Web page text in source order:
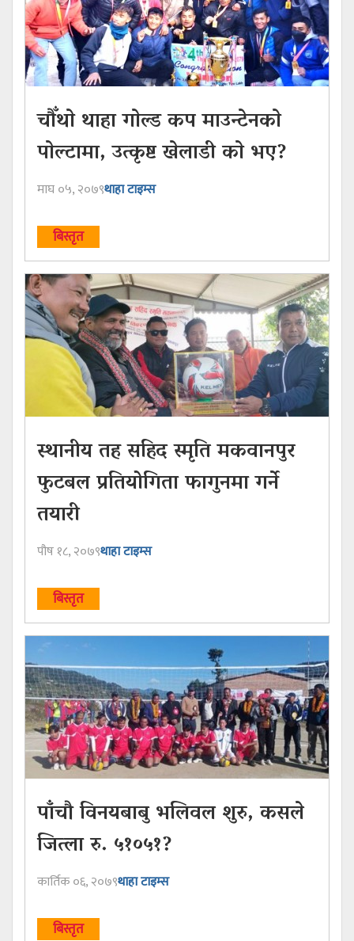
चाैँथाे थाहा गाेल्ड कप माउन्टेनकाे
पाेल्टामा, उत्कृष्ट खेलाडी काे भए?
माघ ०५, २०७९थाहा टाइम्स
बिस्तृत
स्थानीय तह सहिद स्मृति मकवानपुर
फुटबल प्रतियोगिता फागुनमा गर्ने
तयारी
पौष १८, २०७९थाहा टाइम्स
बिस्तृत
पाँचौ विनयबाबु भलिवल शुरु, कसले
जित्ला रु. ५१०५१?
कार्तिक ०६, २०७९थाहा टाइम्स
बिस्तृत